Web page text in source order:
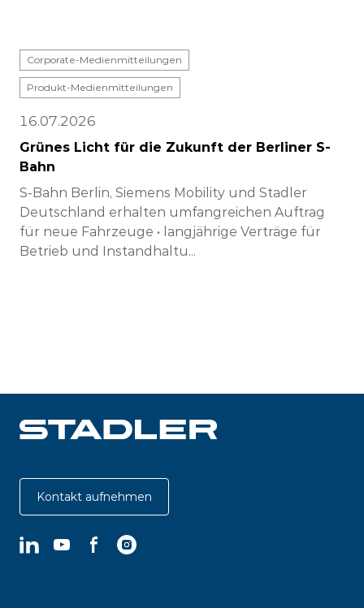
Corporate-Medienmitteilungen
Produkt-Medienmitteilungen
16.07.2026
Grünes Licht für die Zukunft der Berliner S-
Bahn
S-Bahn Berlin, Siemens Mobility und Stadler
Deutschland erhalten umfangreichen Auftrag
für neue Fahrzeuge • langjährige Verträge für
Betrieb und Instandhaltu...
Kontakt aufnehmen
LinkedInYouTubeFacebookInstagram